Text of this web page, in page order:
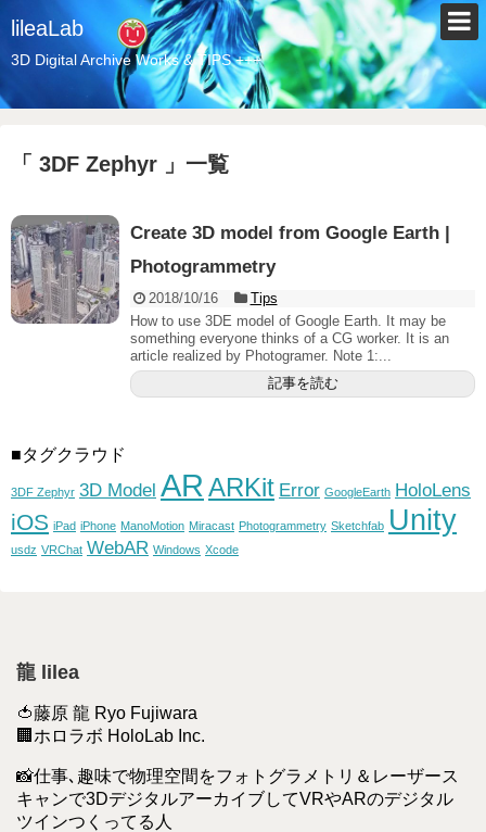
lileaLab
3D Digital Archive Works & TIPS +++
「 3DF Zephyr 」一覧
Create 3D model from Google Earth |
Photogrammetry
2018/10/16
Tips
How to use 3DE model of Google Earth. It may be
something everyone thinks of a CG worker. It is an
article realized by Photogramer. Note 1:...
記事を読む
■タグクラウド
3DF Zephyr 3D Model AR ARKit Error GoogleEarth HoloLens
iOS iPad iPhone ManoMotion Miracast Photogrammetry Sketchfab Unity
usdz VRChat WebAR Windows Xcode
龍 lilea
🍅藤原 龍 Ryo Fujiwara
🏢ホロラボ HoloLab Inc.
📸仕事､趣味で物理空間をフォトグラメトリ＆レーザース
キャンで3DデジタルアーカイブしてVRやARのデジタル
ツインつくってる人